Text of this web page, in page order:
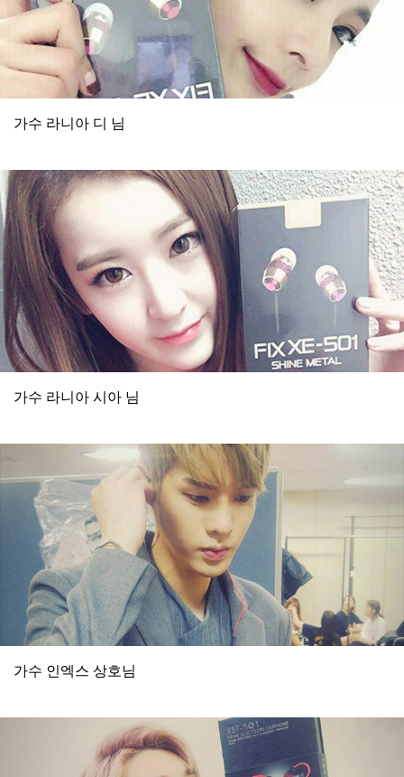
가수 라니아 디 님
가수 라니아 시아 님
가수 인엑스 상호님